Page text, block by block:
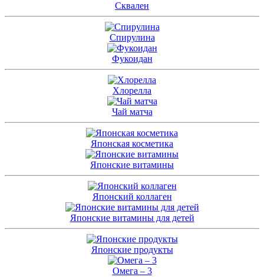
Сквален
Спирулина
Фукоидан
Хлорелла
Чай матча
Японская косметика
Японские витамины
Японский коллаген
Японские витамины для детей
Японские продукты
Омега – 3